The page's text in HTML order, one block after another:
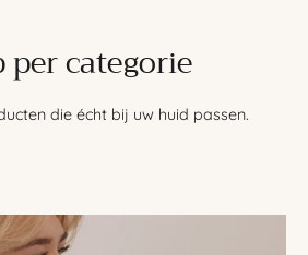
per categorie
die écht bij uw huid passen.